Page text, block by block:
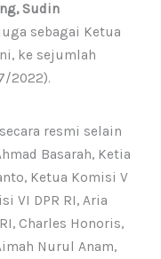
Sudin
sebagai Ketua
ke sejumlah
2022).
resmi selain
Basarah, Ketia
Ketua Komisi V
VI DPR RI, Aria
Charles Honoris,
Nurul Anam,